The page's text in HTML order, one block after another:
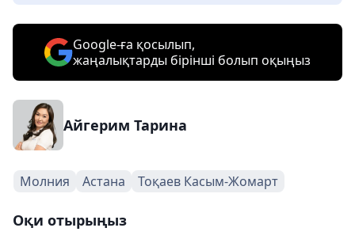
Google-ға қосылып,
жаңалықтарды бірінші болып оқыңыз
Айгерим Тарина
Молния Астана Тоқаев Касым-Жомарт
Оқи отырыңыз